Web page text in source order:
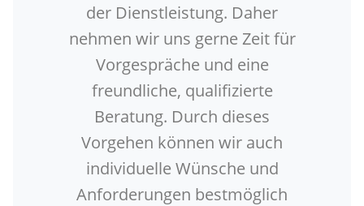
der Dienstleistung. Daher
nehmen wir uns gerne Zeit für
Vorgespräche und eine
freundliche, qualifizierte
Beratung. Durch dieses
Vorgehen können wir auch
individuelle Wünsche und
Anforderungen bestmöglich